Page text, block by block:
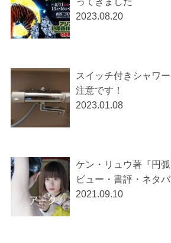
2023.08.20
スイッチ付きシャワ
注意です！
2023.01.08
ケン・リュウ著『円
ビュー・書評・ネタ
2021.09.10